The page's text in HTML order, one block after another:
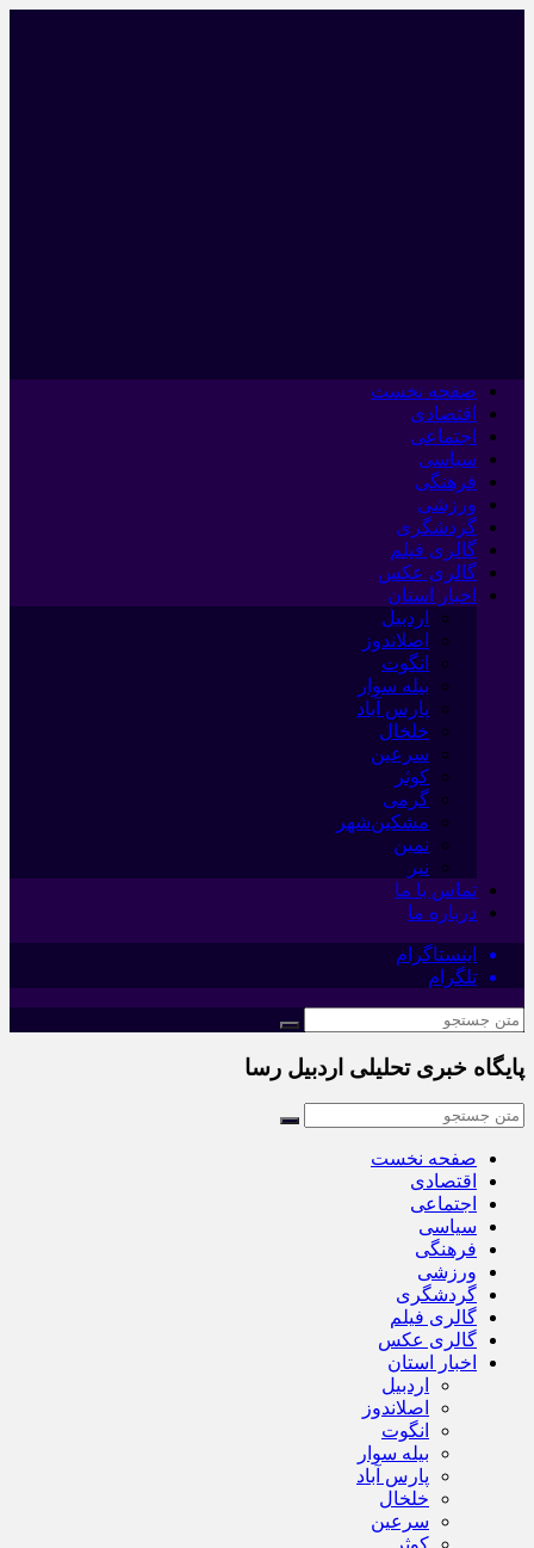
صفحه نخست
اقتصادی
اجتماعی
سیاسی
فرهنگی
ورزشی
گردشگری
گالری فیلم
گالری عکس
اخبار استان
اردبیل
اصلاندوز
انگوت
بیله سوار
پارس آباد
خلخال
سرعین
کوثر
گرمی
مشکین‌شهر
نمین
نیر
تماس با ما
درباره ما
اینستاگرام
تلگرام
پایگاه خبری تحلیلی اردبیل رسا
صفحه نخست
اقتصادی
اجتماعی
سیاسی
فرهنگی
ورزشی
گردشگری
گالری فیلم
گالری عکس
اخبار استان
اردبیل
اصلاندوز
انگوت
بیله سوار
پارس آباد
خلخال
سرعین